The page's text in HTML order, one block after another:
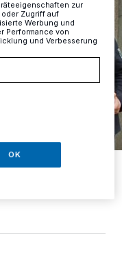
Gebauer, Volker
links) und natürlich
zur
Zugriff auf
Werbung und
Performance von
und Verbesserung
OK